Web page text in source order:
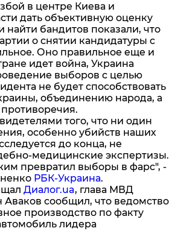
в центре Киева и
дать объективную оценку
найти бандитов показали, что
о снятии кандидатуры с
Оно правильное еще и
идет война, Украина
выборов с целью
не будет способствовать
объединению народа, а
противоречия.
того, что ни один
особенно убийств наших
до конца, не
медицинские экспертизы.
превратил выборы в фарс", -
РБК-Украина.
Диалог.ua, глава МВД
сообщил, что ведомство
производство по факту
лидера